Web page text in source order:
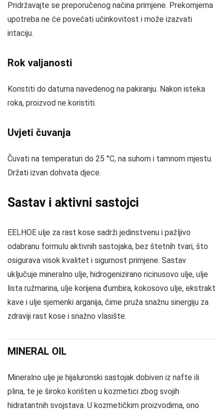
Pridržavajte se preporučenog načina primjene. Prekomjerna
upotreba ne će povećati učinkovitost i može izazvati
iritaciju.
Rok valjanosti
Koristiti do datuma navedenog na pakiranju. Nakon isteka
roka, proizvod ne koristiti.
Uvjeti čuvanja
Čuvati na temperaturi do 25 °C, na suhom i tamnom mjestu.
Držati izvan dohvata djece.
Sastav i aktivni sastojci
EELHOE ulje za rast kose sadrži jedinstvenu i pažljivo
odabranu formulu aktivnih sastojaka, bez štetnih tvari, što
osigurava visok kvalitet i sigurnost primjene. Sastav
uključuje mineralno ulje, hidrogenizirano ricinusovo ulje, ulje
lista ružmarina, ulje korijena đumbira, kokosovo ulje, ekstrakt
kave i ulje sjemenki arganija, čime pruža snažnu sinergiju za
zdraviji rast kose i snažno vlasište.
MINERAL OIL
Mineralno ulje je hijaluronski sastojak dobiven iz nafte ili
plina, te je široko korišten u kozmetici zbog svojih
hidratantnih svojstava. U kozmetičkim proizvodima, ono